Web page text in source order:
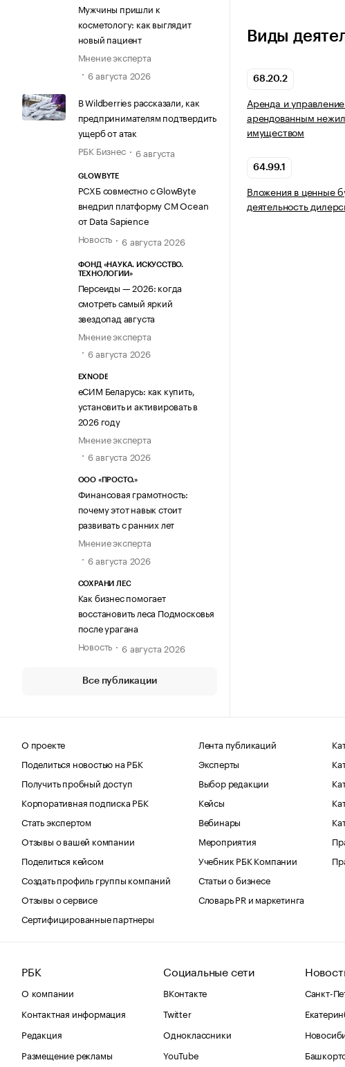
Мужчины пришли к
косметологу: как выглядит
новый пациент
Мнение эксперта
6 августа 2026
В Wildberries рассказали, как
предпринимателям подтвердить
ущерб от атак
РБК Бизнес
6 августа
GLOWBYTE
РСХБ совместно с GlowByte
внедрил платформу CM Ocean
от Data Sapience
Новость
6 августа 2026
ФОНД «НАУКА. ИСКУССТВО.
ТЕХНОЛОГИИ»
Персеиды — 2026: когда
смотреть самый яркий
звездопад августа
Мнение эксперта
6 августа 2026
EXNODE
еСИМ Беларусь: как купить,
установить и активировать в
2026 году
Мнение эксперта
6 августа 2026
ООО «ПРОСТО.»
Финансовая грамотность:
почему этот навык стоит
развивать с ранних лет
Мнение эксперта
6 августа 2026
СОХРАНИ ЛЕС
Как бизнес помогает
восстановить леса Подмосковья
после урагана
Новость
6 августа 2026
Все публикации
Виды
68.20.2
Аренда и
арендованным
имуществом
64.99.1
Вложения в ценные
деятельность
О проекте
Поделиться новостью на РБК
Получить пробный доступ
Корпоративная подписка РБК
Стать экспертом
Отзывы о вашей компании
Поделиться кейсом
Создать профиль группы компаний
Отзывы о сервисе
Сертифицированные партнеры
Лента публикаций
Эксперты
Выбор редакции
Кейсы
Вебинары
Мероприятия
Учебник РБК Компании
Статьи о бизнесе
Словарь PR и маркетинга
РБК
О компании
Контактная информация
Редакция
Размещение рекламы
Социальные сети
ВКонтакте
Twitter
Одноклассники
YouTube
Санкт-